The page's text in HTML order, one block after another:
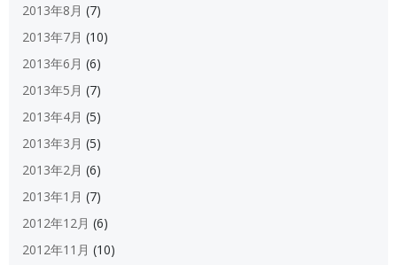
2013年8月 (7)
2013年7月 (10)
2013年6月 (6)
2013年5月 (7)
2013年4月 (5)
2013年3月 (5)
2013年2月 (6)
2013年1月 (7)
2012年12月 (6)
2012年11月 (10)